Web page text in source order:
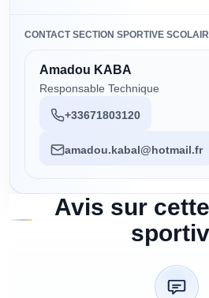
CONTACT SECTION SPORTIVE
Amadou KABA
Responsable Technique
+33671803120
amadou.kabal@hotmail.fr
Avis sur